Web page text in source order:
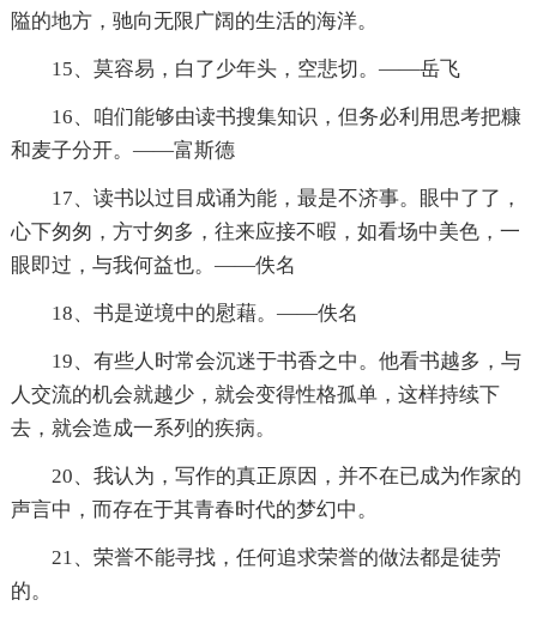
隘的地方，驰向无限广阔的生活的海洋。
15、莫容易，白了少年头，空悲切。——岳飞
16、咱们能够由读书搜集知识，但务必利用思考把糠
和麦子分开。——富斯德
17、读书以过目成诵为能，最是不济事。眼中了了，
心下匆匆，方寸匆多，往来应接不暇，如看场中美色，一
眼即过，与我何益也。——佚名
18、书是逆境中的慰藉。——佚名
19、有些人时常会沉迷于书香之中。他看书越多，与
人交流的机会就越少，就会变得性格孤单，这样持续下
去，就会造成一系列的疾病。
20、我认为，写作的真正原因，并不在已成为作家的
声言中，而存在于其青春时代的梦幻中。
21、荣誉不能寻找，任何追求荣誉的做法都是徒劳
的。